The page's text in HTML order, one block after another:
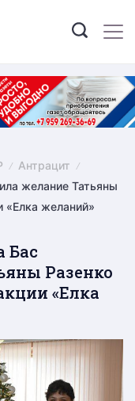
Антрацит
желание Татьяны
«Елка желаний»
Бас
Разенко
«Елка